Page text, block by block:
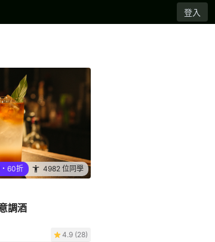
登入
60折 4982 位同學
調酒
4.9 (28)